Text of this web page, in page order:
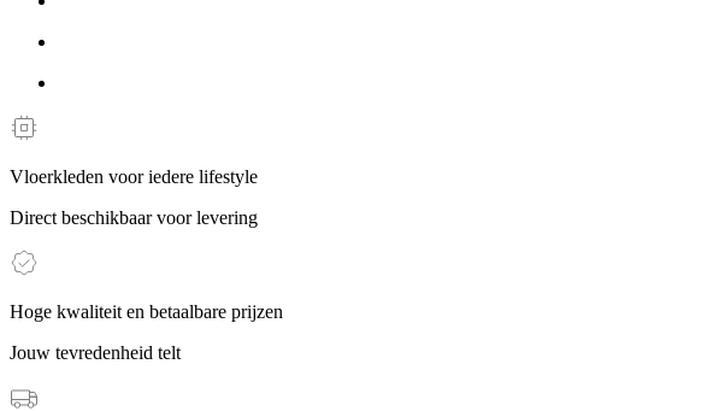
Vloerkleden voor iedere lifestyle
Direct beschikbaar voor levering
Hoge kwaliteit en betaalbare prijzen
Jouw tevredenheid telt